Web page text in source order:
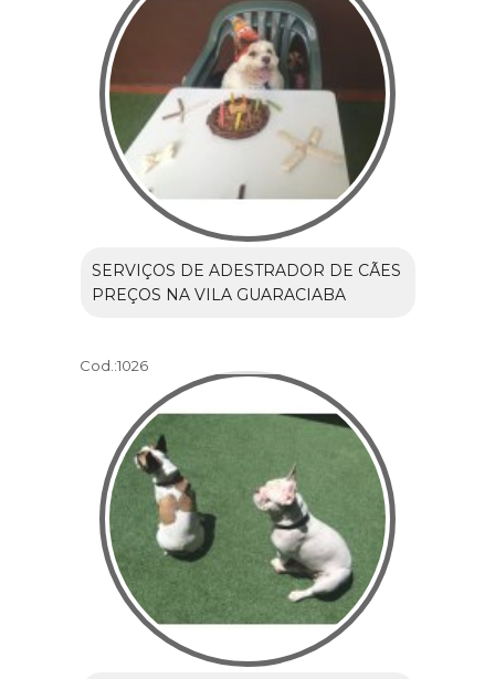
SERVIÇOS DE ADESTRADOR DE CÃES
PREÇOS NA VILA GUARACIABA
Cod.:1026